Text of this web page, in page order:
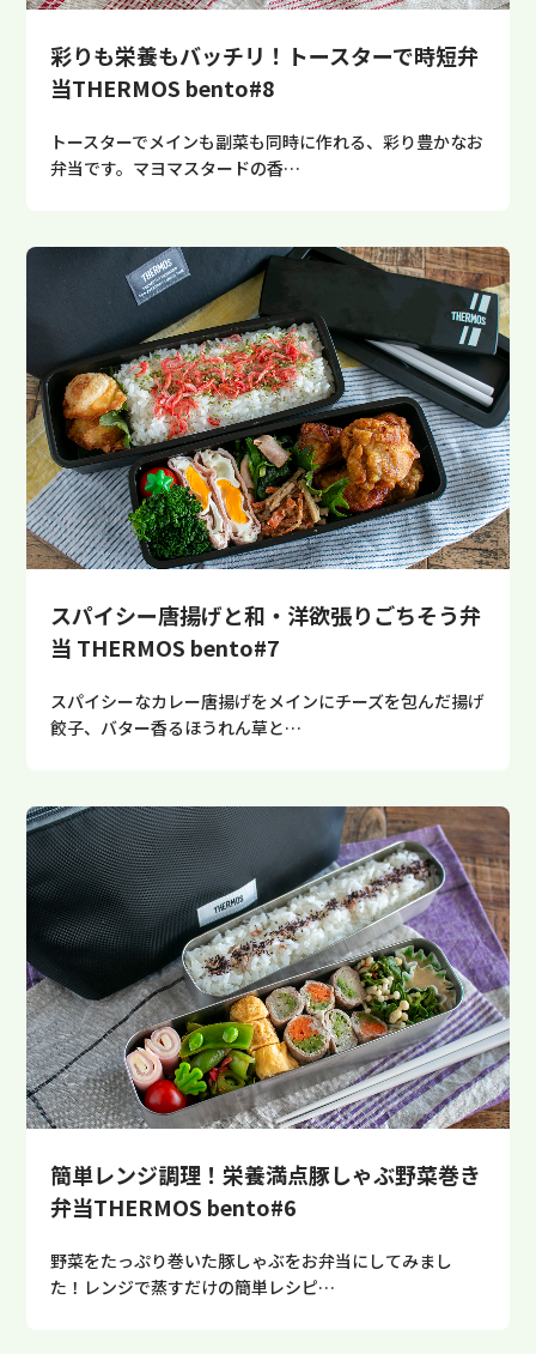
彩りも栄養もバッチリ！トースターで時短弁
当THERMOS bento#8
トースターでメインも副菜も同時に作れる、彩り豊かなお
弁当です。マヨマスタードの香…
スパイシー唐揚げと和・洋欲張りごちそう弁
当 THERMOS bento#7
スパイシーなカレー唐揚げをメインにチーズを包んだ揚げ
餃子、バター香るほうれん草と…
簡単レンジ調理！栄養満点豚しゃぶ野菜巻き
弁当THERMOS bento#6
野菜をたっぷり巻いた豚しゃぶをお弁当にしてみまし
た！レンジで蒸すだけの簡単レシピ…